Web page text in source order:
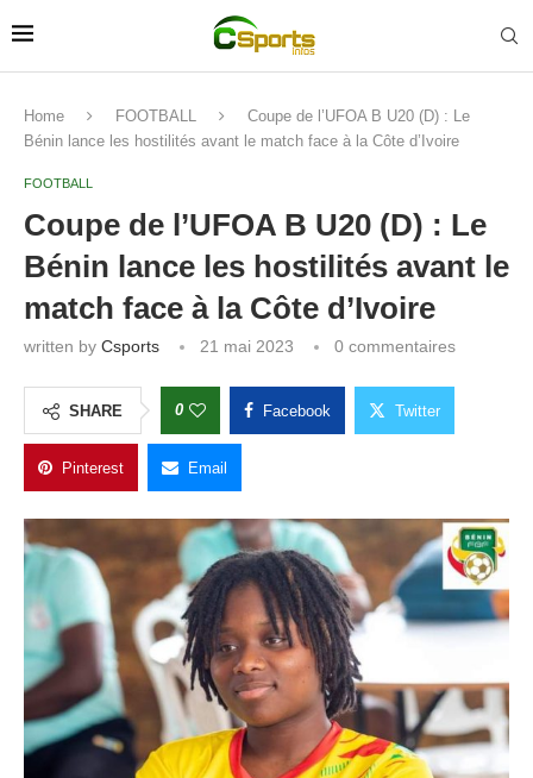
Home FOOTBALL
Coupe de l’UFOA B U20 (D) : Le
Bénin lance les hostilités avant le match face à la Côte d’Ivoire
FOOTBALL
Coupe de l’UFOA B U20 (D) : Le
Bénin lance les hostilités avant le
match face à la Côte d’Ivoire
written by Csports 21 mai 2023 0 commentaires
SHARE 0 Facebook Twitter
Pinterest Email